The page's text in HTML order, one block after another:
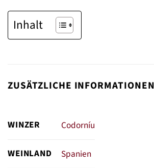
Inhalt
ZUSÄTZLICHE INFORMATIONEN
WINZER Codorníu
WEINLAND Spanien